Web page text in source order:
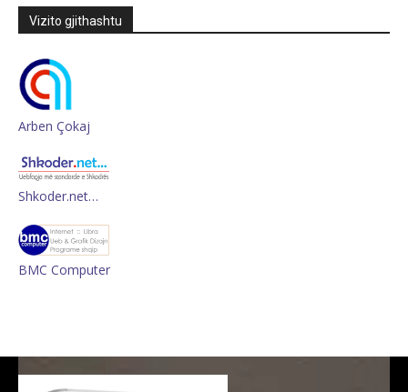
Vizito gjithashtu
Arben Çokaj
Shkoder.net…
BMC Computer